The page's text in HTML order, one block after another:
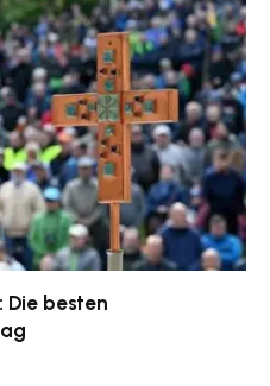
Die besten